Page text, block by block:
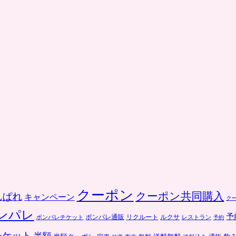
ぱれ キャンペーン クーポン クーポン共同購入 ク
パレ ポンパレチケット ポンパレ通販 リクルート ルクサ レストラン 予約 予